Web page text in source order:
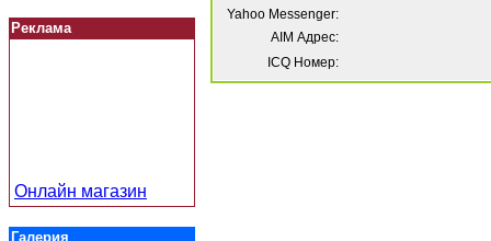
Реклама
Онлайн магазин
Галерия
Yahoo Messenger:
AIM Адрес:
ICQ Номер: